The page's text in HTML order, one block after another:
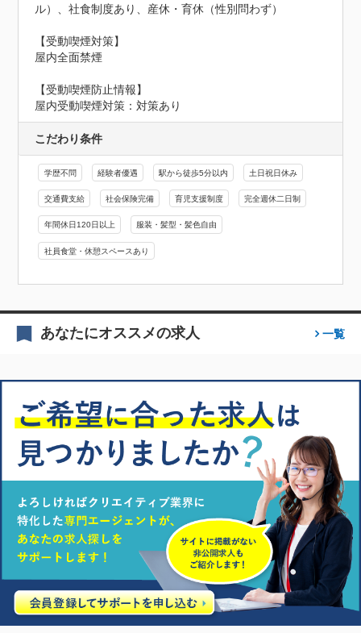
ル）、社食制度あり、産休・育休（性別問わず）
【受動喫煙対策】
屋内全面禁煙
【受動喫煙防止情報】
屋内受動喫煙対策：対策あり
こだわり条件
学歴不問 経験者優遇 駅から徒歩5分以内 土日祝日休み
交通費支給 社会保険完備 育児支援制度 完全週休二日制
年間休日120日以上 服装・髪型・髪色自由
社員食堂・休憩スペースあり
あなたにオススメの求人 一覧